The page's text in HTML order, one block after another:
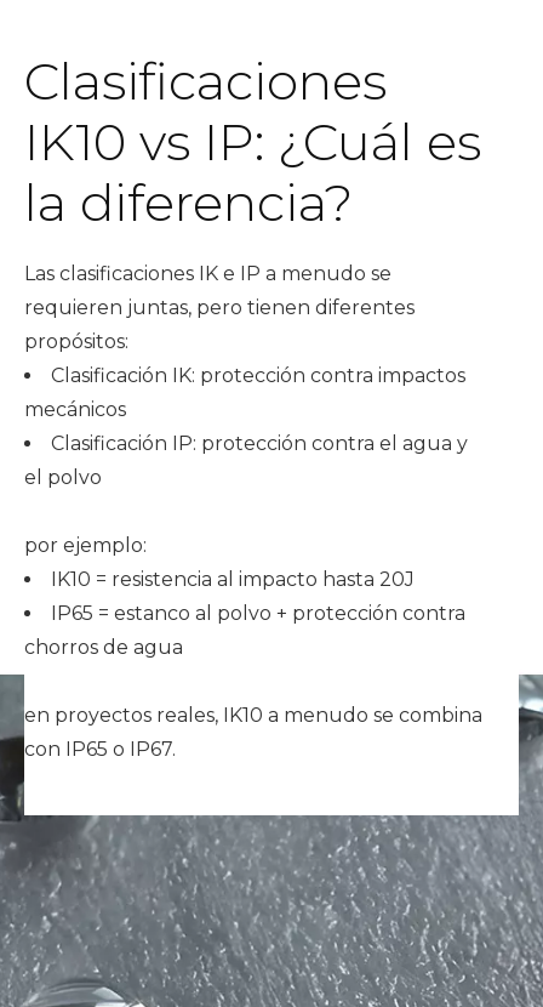
Clasificaciones
IK10 vs IP: ¿Cuál es
la diferencia?
Las clasificaciones IK e IP a menudo se
requieren juntas, pero tienen diferentes
propósitos:
Clasificación IK: protección contra impactos
mecánicos
Clasificación IP: protección contra el agua y
el polvo
por ejemplo:
IK10 = resistencia al impacto hasta 20J
IP65 = estanco al polvo + protección contra
chorros de agua
en proyectos reales, IK10 a menudo se combina
con IP65 o IP67.